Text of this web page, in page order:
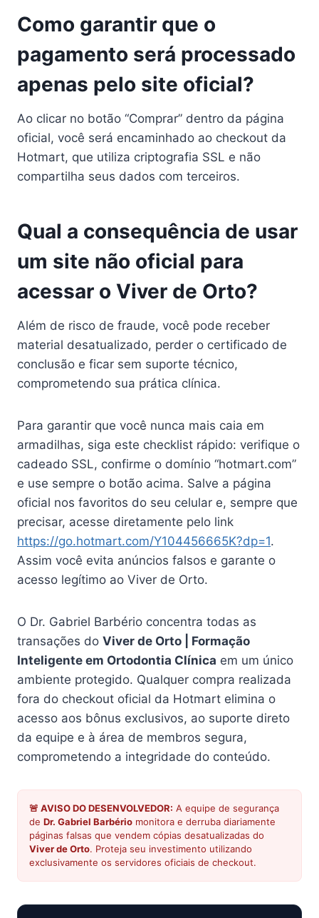
Como garantir que o
pagamento será processado
apenas pelo site oficial?
Ao clicar no botão “Comprar” dentro da página
oficial, você será encaminhado ao checkout da
Hotmart, que utiliza criptografia SSL e não
compartilha seus dados com terceiros.
Qual a consequência de usar
um site não oficial para
acessar o Viver de Orto?
Além de risco de fraude, você pode receber
material desatualizado, perder o certificado de
conclusão e ficar sem suporte técnico,
comprometendo sua prática clínica.
Para garantir que você nunca mais caia em
armadilhas, siga este checklist rápido: verifique o
cadeado SSL, confirme o domínio “hotmart.com”
e use sempre o botão acima. Salve a página
oficial nos favoritos do seu celular e, sempre que
precisar, acesse diretamente pelo link
https://go.hotmart.com/Y104456665K?dp=1.
Assim você evita anúncios falsos e garante o
acesso legítimo ao Viver de Orto.
O Dr. Gabriel Barbério concentra todas as
transações do Viver de Orto | Formação
Inteligente em Ortodontia Clínica em um único
ambiente protegido. Qualquer compra realizada
fora do checkout oficial da Hotmart elimina o
acesso aos bônus exclusivos, ao suporte direto
da equipe e à área de membros segura,
comprometendo a integridade do conteúdo.
🚨 AVISO DO DESENVOLVEDOR: A equipe de segurança
de Dr. Gabriel Barbério monitora e derruba diariamente
páginas falsas que vendem cópias desatualizadas do
Viver de Orto. Proteja seu investimento utilizando
exclusivamente os servidores oficiais de checkout.